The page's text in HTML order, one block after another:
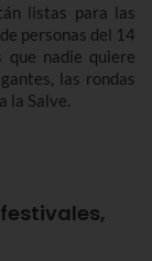
listas para las
personas del 14
nadie quiere
las rondas
la Salve.